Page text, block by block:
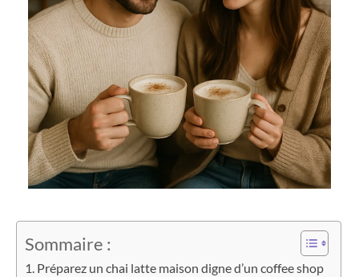
Sommaire :
Préparez un chai latte maison digne d’un coffee shop